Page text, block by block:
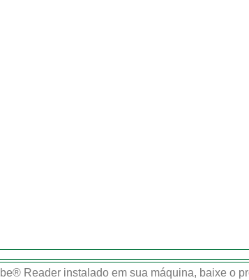
Reader instalado em sua máquina, baixe o